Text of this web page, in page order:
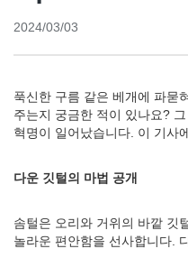
2024/03/03
푹신한 구름 같은 베개에 파묻
주는지 궁금한 적이 있나요?
혁명이 일어났습니다. 이 기사
다운 깃털의 마법 공개
솜털은 오리와 거위의 바깥 깃
놀라운 편안함을 선사합니다.